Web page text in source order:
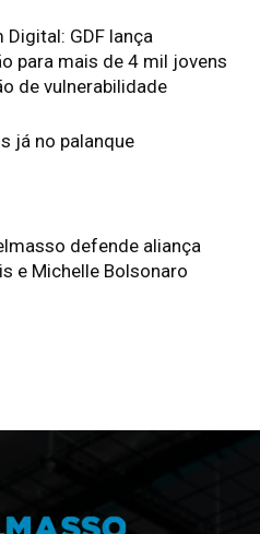
Digital: GDF lança
para mais de 4 mil jovens
de vulnerabilidade
já no palanque
defende aliança
e Michelle Bolsonaro